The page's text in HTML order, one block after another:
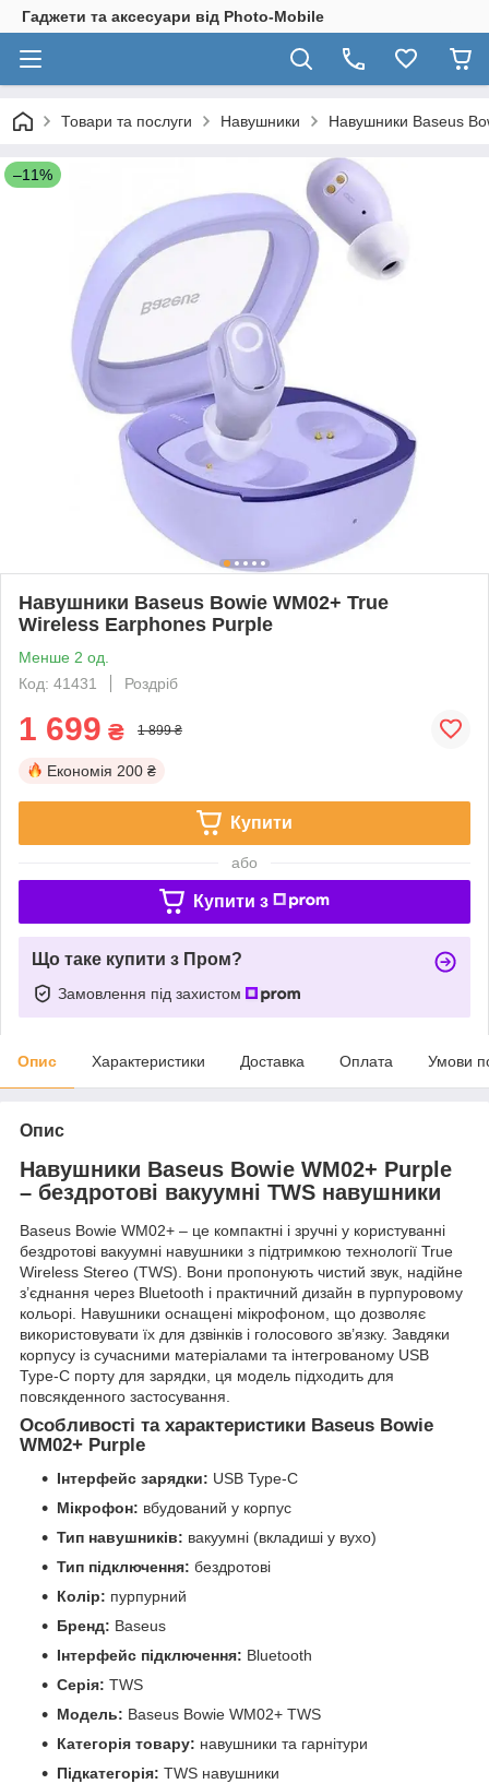
Гаджети та аксесуари від Photo-Mobile
Товари та послуги Навушники Навушники Baseus
–11%
Навушники Baseus Bowie WM02+ True
Wireless Earphones Purple
Менше 2 од.
Код: 41431
Роздріб
1 699 ₴ 1 899 ₴
Економія 200 ₴
Купити
або
Купити з
Що таке купити з Пром?
Замовлення під захистом
Опис Характеристики Доставка Оплата Умови
Опис
Навушники Baseus Bowie WM02+ Purple
– бездротові вакуумні TWS навушники
Baseus Bowie WM02+ – це компактні і зручні у користуванні
бездротові вакуумні навушники з підтримкою технології True
Wireless Stereo (TWS). Вони пропонують чистий звук, надійне
з’єднання через Bluetooth і практичний дизайн в пурпуровому
кольорі. Навушники оснащені мікрофоном, що дозволяє
використовувати їх для дзвінків і голосового зв’язку. Завдяки
корпусу із сучасними матеріалами та інтегрованому USB
Type-C порту для зарядки, ця модель підходить для
повсякденного застосування.
Особливості та характеристики Baseus Bowie
WM02+ Purple
Інтерфейс зарядки: USB Type-C
Мікрофон: вбудований у корпус
Тип навушників: вакуумні (вкладиші у вухо)
Тип підключення: бездротові
Колір: пурпурний
Бренд: Baseus
Інтерфейс підключення: Bluetooth
Серія: TWS
Модель: Baseus Bowie WM02+ TWS
Категорія товару: навушники та гарнітури
Підкатегорія: TWS навушники